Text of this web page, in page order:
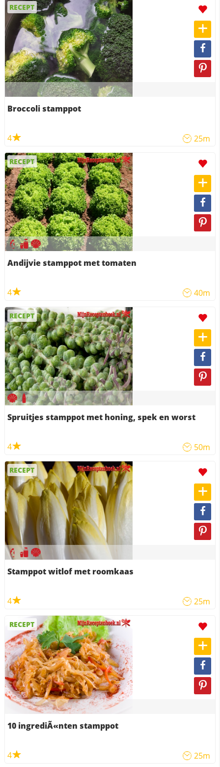
RECEPT
Broccoli stamppot
4 25m
RECEPT
Andijvie stamppot met tomaten
4 40m
RECEPT
Spruitjes stamppot met honing, spek en worst
4 50m
RECEPT
Stamppot witlof met roomkaas
4 25m
RECEPT
10 ingrediÃ«nten stamppot
4 25m